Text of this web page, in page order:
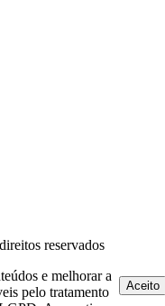
reservados
e melhorar a
pelo tratamento
Aceito